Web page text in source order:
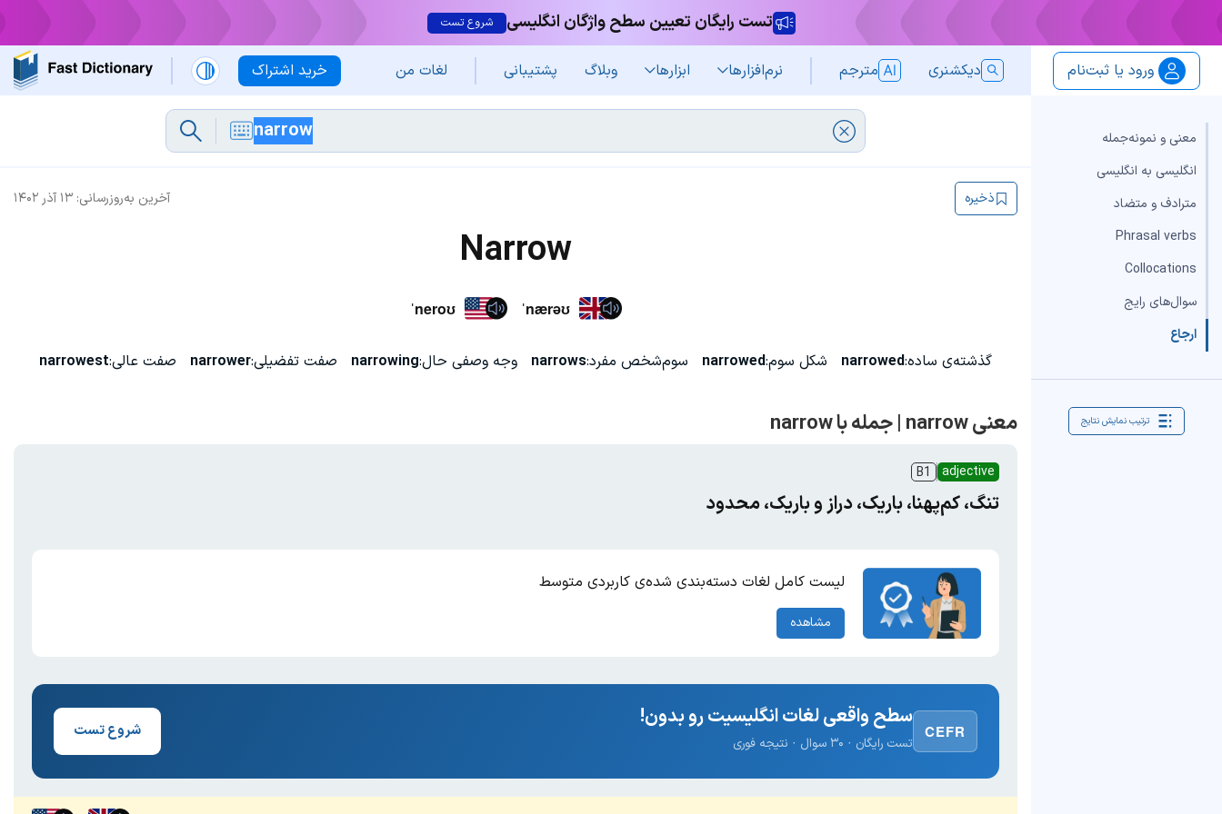
تست رایگان تعیین سطح واژگان انگلیسی شروع تست
خرید اشتراک ورود یا ثبت‌نام دیکشنری مترجم نرم‌افزار‌ها ابزارها وبلاگ پشتیبانی لغات من
معنی و نمونه‌جمله
انگلیسی به انگلیسی
مترادف و متضاد
Phrasal verbs
Collocations
سوال‌های رایج
ارجاع
ترتیب نمایش نتایج
آخرین به‌روزرسانی: ۱۳ آذر ۱۴۰۲ ذخیره
Narrow
ˈneroʊ ˈnærəʊ
گذشته‌ی ساده:narrowed شکل سوم:narrowed سوم‌شخص مفرد:narrows وجه وصفی حال:narrowing صفت تفضیلی:narrower صفت عالی:narrowest
معنی narrow | جمله با narrow
adjective
B1
تنگ، کم‌پهنا، باریک، دراز و باریک، محدود
لیست کامل لغات دسته‌بندی شده‌ی کاربردی متوسط
مشاهده
CEFR
سطح واقعی لغات انگلیسیت رو بدون!
تست رایگان · ۳۰ سوال · نتیجه فوری
شروع تست